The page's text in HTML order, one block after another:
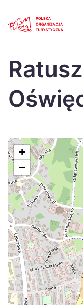
Polski
Dansk
Italiano
Nederlands
Português
Suomi
Україна
Zamknij
+
−